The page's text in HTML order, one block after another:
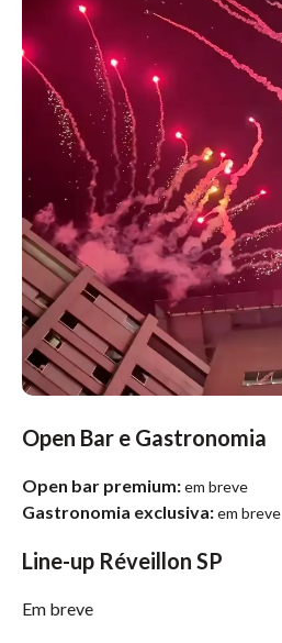
Open Bar e Gastronomia
Open bar premium:em breve
Gastronomia exclusiva:em breve
Line-up Réveillon SP
Em breve